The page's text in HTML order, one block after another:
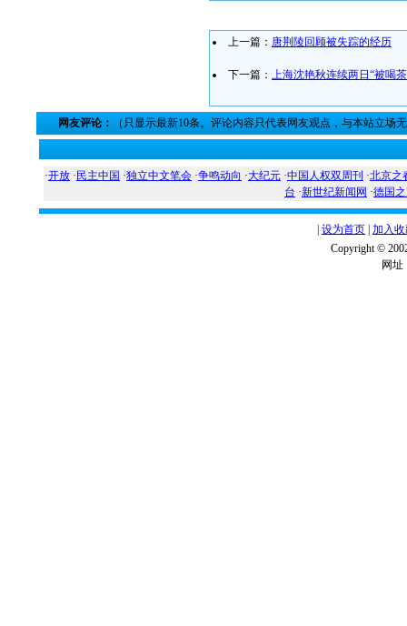
上一篇： 唐荆陵回顾被失踪的经历
下一篇： 上海沈艳秋连续两日“被喝
网友评论： （只显示最新10条。评论内容只代表网友观点，与本站立场
·开放 · 民主中国 ·独立中文笔会 ·争鸣动向 ·大纪元 ·中国人权双周刊 ·北京之
台 ·新世纪新闻网 ·德国
设为首页 加入
Copyright ©
网址